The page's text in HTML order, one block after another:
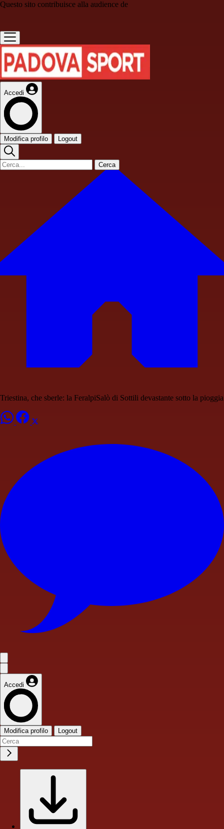
Questo sito contribuisce alla audience de
Accedi
Modifica profilo Logout
Cerca
Triestina, che sberle: la FeralpiSalò di Sottili devastante sotto la pioggia
Accedi
Modifica profilo Logout